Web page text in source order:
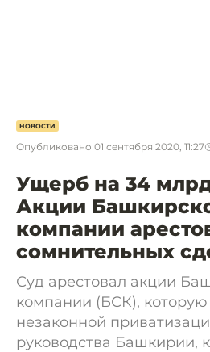
НОВОСТИ
Опубликовано 01 сентября 2020, 11:27
Ущерб на 34
Акции
компании
сомнительных
Суд арестовал акции
компании (БСК),
незаконной
руководства Башкирии,